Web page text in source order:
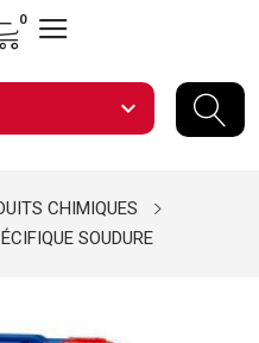
0
expand_more
CHIMIQUES
SOUDURE